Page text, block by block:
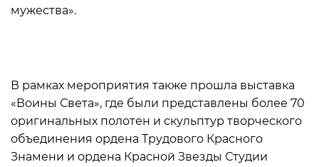
мужества».
В рамках мероприятия также прошла выставка
«Воины Света», где были представлены более 70
оригинальных полотен и скульптур творческого
объединения ордена Трудового Красного
Знамени и ордена Красной Звезды Студии